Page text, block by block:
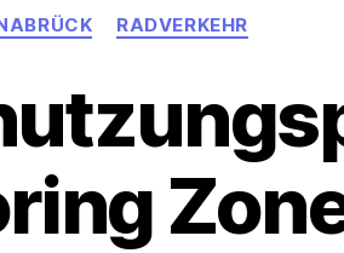
Kategorien
RADVERKEHR